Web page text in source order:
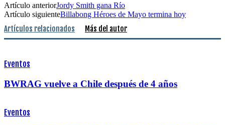
Artículo anteriorJordy Smith gana Río
Artículo siguienteBillabong Héroes de Mayo termina hoy
Artículos relacionados Más del autor
Eventos
BWRAG vuelve a Chile después de 4 años
Eventos